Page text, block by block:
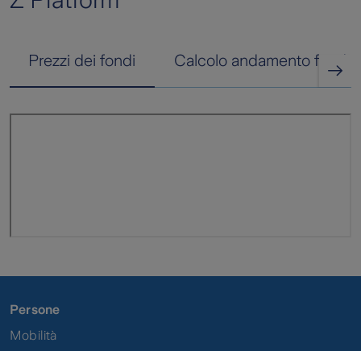
Prezzi dei fondi Calcolo andamento fondi
Persone
Mobilità